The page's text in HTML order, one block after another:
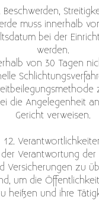
Beschwerden,
muss innerhalb
bei der
werden.
von 30 Tagen
die Angelegenheit
Gericht verweisen.
12.
der Verantwortung der
Versicherungen zu
um die
heißen und ihre